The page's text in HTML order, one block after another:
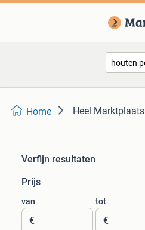
Home Heel Marktplaats
Verfijn resultaten
Prijs
van
€
tot
€